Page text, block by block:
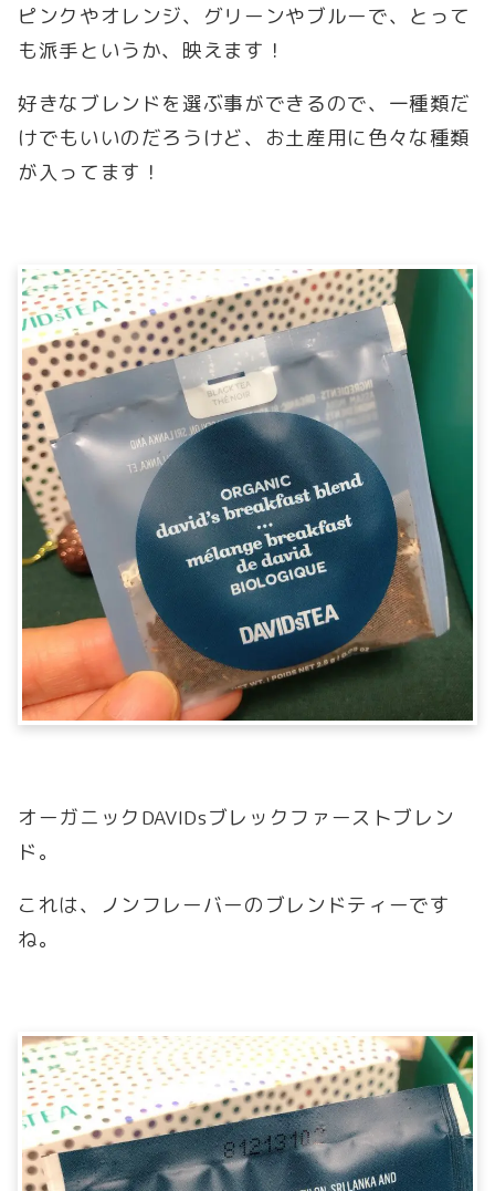
ピンクやオレンジ、グリーンやブルーで、とって
も派手というか、映えます！
好きなブレンドを選ぶ事ができるので、一種類だ
けでもいいのだろうけど、お土産用に色々な種類
が入ってます！
オーガニックDAVIDsブレックファーストブレン
ド。
これは、ノンフレーバーのブレンドティーです
ね。